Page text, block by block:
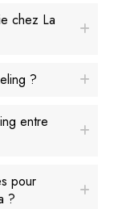
chez La
?
entre
pour
?